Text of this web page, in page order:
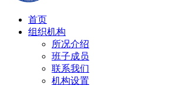
首页
组织机构
所况介绍
班子成员
联系我们
机构设置